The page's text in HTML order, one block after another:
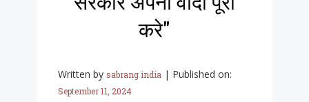
करे"
Written by sabrang india | Published on:
September 11, 2024